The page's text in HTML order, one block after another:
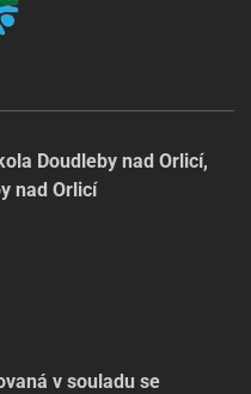
Doudleby nad Orlicí,
nad Orlicí
v souladu se